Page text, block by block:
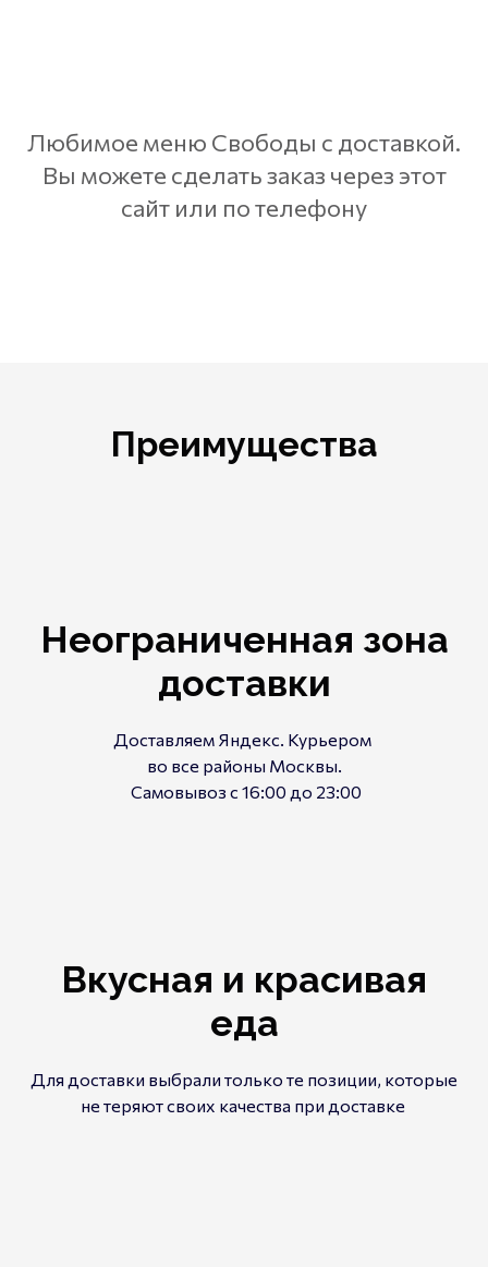
Любимое меню Свободы с доставкой.
Вы можете сделать заказ через этот
сайт или по телефону
Преимущества
Неограниченная зона
доставки
Доставляем Яндекс. Курьером
во все районы Москвы.
Самовывоз с 16:00 до 23:00
Вкусная и красивая
еда
Для доставки выбрали только те позиции, которые
не теряют своих качества при доставке